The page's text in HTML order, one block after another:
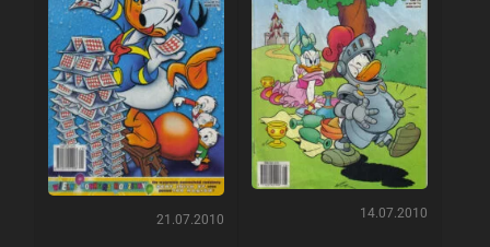
21.07.2010 14.07.2010